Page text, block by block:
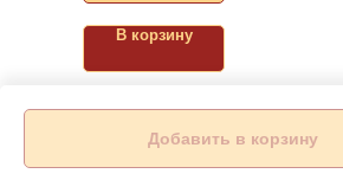
Добавить в корзину
В корзину